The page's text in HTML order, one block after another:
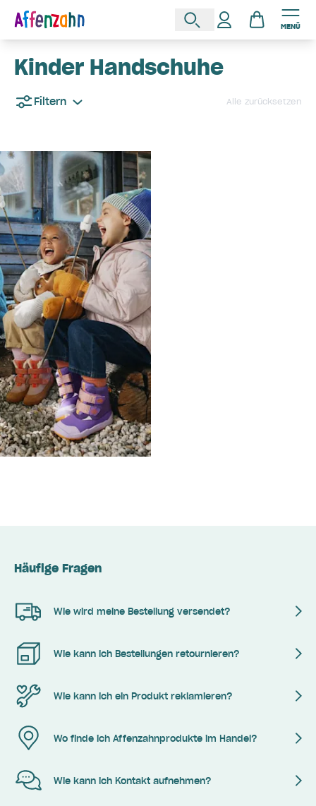
MENÜ
Kinder Handschuhe
Filtern Alle zurücksetzen
Häufige Fragen
Wie wird meine Bestellung versendet?
Wie kann ich Bestellungen retournieren?
Wie kann ich ein Produkt reklamieren?
Wo finde ich Affenzahnprodukte im Handel?
Wie kann ich Kontakt aufnehmen?